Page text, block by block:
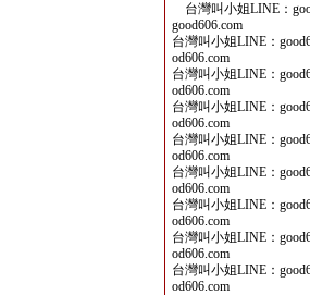
台灣叫小姐LINE：
good606.com
台灣叫小姐LINE：
od606.com
台灣叫小姐LINE：
od606.com
台灣叫小姐LINE：
od606.com
台灣叫小姐LINE：
od606.com
台灣叫小姐LINE：
od606.com
台灣叫小姐LINE：
od606.com
台灣叫小姐LINE：
od606.com
台灣叫小姐LINE：
od606.com